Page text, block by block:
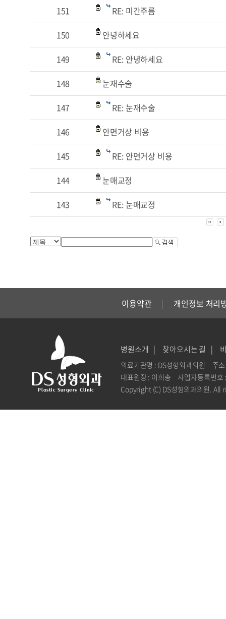
151
RE: 미간주름
150
안녕하세요
149
RE: 안녕하세요
148
눈재수술
147
RE: 눈재수술
146
안면거상 비용
145
RE: 안면거상 비용
144
눈매교정
143
RE: 눈매교정
이용약관 개인정보 처리
병원소개 찾아오시는 길
의료기관명 : DS성형외과의원
주
대표원장 : 이희송
사업자등록번호
Copyright (C) DS성형외과의원. All